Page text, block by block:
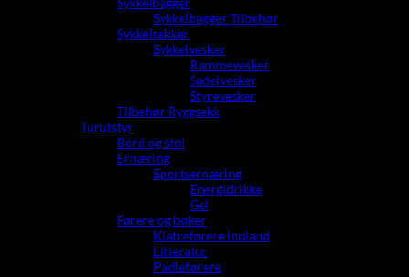
Sykkelbagger Tilbehør
Sykkelsekker
Sykkelvesker
Rammevesker
Sadelvesker
Styrevesker
Tilbehør Ryggsekk
Turutstyr
Bord og stol
Ernæring
Sportsernæring
Energidrikke
Gel
Førere og bøker
Klatreførere innland
Litteratur
Padleførere